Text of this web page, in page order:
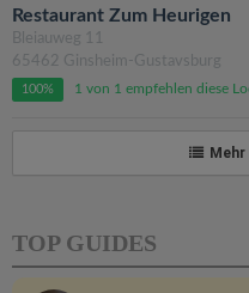
Restaurant Zum Heurigen
Bleiauweg 11
65462 Ginsheim-Gustavsburg
100% 1 von 1 empfehlen diese
TOP GUIDES